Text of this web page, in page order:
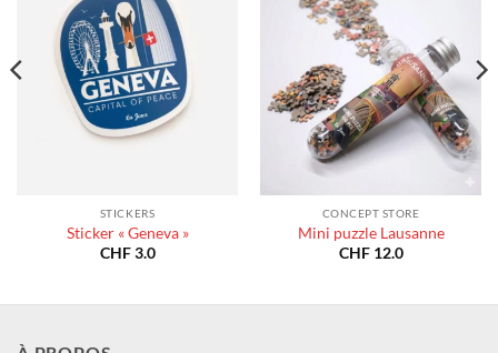
STICKERS
Sticker « Geneva »
CHF3.0
CONCEPT STORE
Mini puzzle Lausanne
CHF12.0